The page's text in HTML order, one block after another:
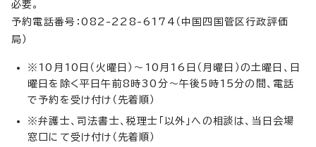
必要。
予約電話番号：082-228-6174（中国四国管区行政評価
局）
※10月10日（火曜日）～10月16日（月曜日）の土曜日、日
曜日を除く平日午前8時30分～午後5時15分の間、電話
で予約を受け付け（先着順）
※弁護士、司法書士、税理士「以外」への相談は、当日会場
窓口にて受け付け（先着順）